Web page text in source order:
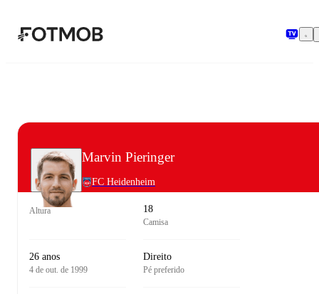
Marvin Pieringer
FC Heidenheim
Altura 18
Camisa
26 anos
4 de out. de 1999
Direito
Pé preferido